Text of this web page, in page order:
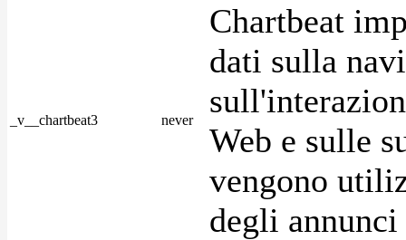
_v__chartbeat3 never
Chartbeat
dati sulla
Web e sulle
vengono
degli